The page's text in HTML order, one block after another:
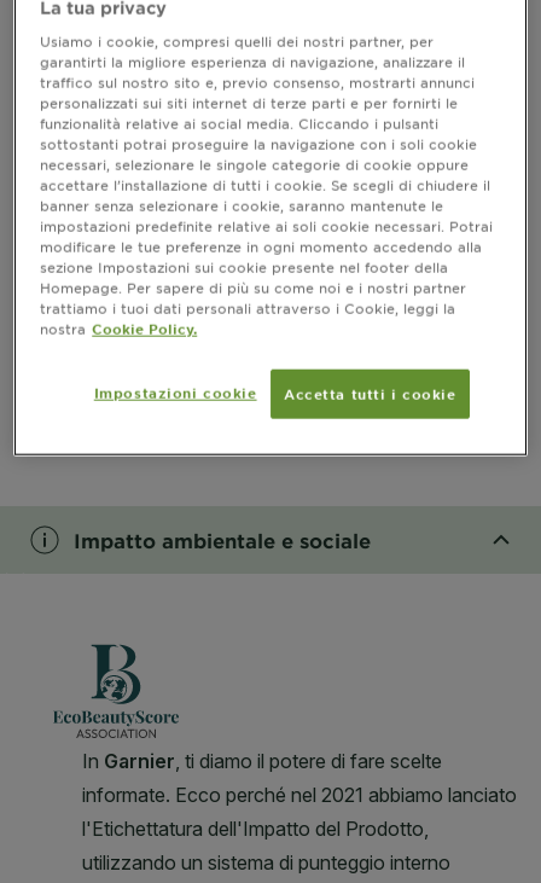
Informazioni prodotto
CLOSE SUBPANEL
RISULTATI
CLOSE SUBPANEL
INGREDIENTI
PRECAUZIONI D’USO
Impatto ambientale e sociale
La tua privacy
Usiamo i cookie, compresi quelli dei nostri partner, per
garantirti la migliore esperienza di navigazione, analizzare il
traffico sul nostro sito e, previo consenso, mostrarti annunci
personalizzati sui siti internet di terze parti e per fornirti le
funzionalità relative ai social media. Cliccando i pulsanti
sottostanti potrai proseguire la navigazione con i soli cookie
necessari, selezionare le singole categorie di cookie oppure
accettare l’installazione di tutti i cookie. Se scegli di chiudere il
banner senza selezionare i cookie, saranno mantenute le
impostazioni predefinite relative ai soli cookie necessari. Potrai
modificare le tue preferenze in ogni momento accedendo alla
sezione Impostazioni sui cookie presente nel footer della
Homepage. Per sapere di più su come noi e i nostri partner
trattiamo i tuoi dati personali attraverso i Cookie, leggi la
nostra Cookie Policy.
Impostazioni cookie Accetta tutti i cookie